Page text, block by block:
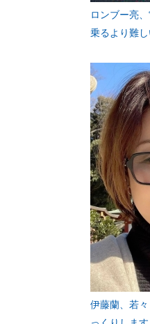
ロンブー亮
乗るより難し
伊藤蘭、若